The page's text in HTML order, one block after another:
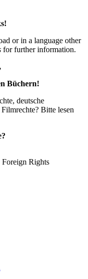
or in a language other
for further information.
Büchern!
deutsche
Bitte lesen
Foreign Rights